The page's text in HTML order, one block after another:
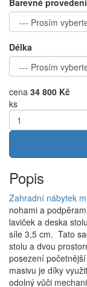
Barevné provedení
Délka
cena 34 800 Kč
ks
Popis
Zahradní nábytek
nohami a
laviček a deska
síle 3,5 cm. Tato
stolu a dvou
posezení
masivu je díky
odolný vůči